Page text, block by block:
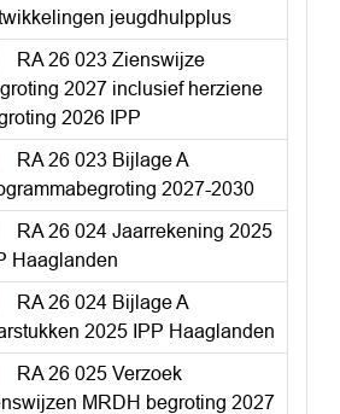
jeugdhulpplus
RA 26 023 Zienswijze
2027 inclusief herziene
2026 IPP
RA 26 023 Bijlage A
2027-2030
RA 26 024 Jaarrekening 2025
Haaglanden
RA 26 024 Bijlage A
2025 IPP Haaglanden
RA 26 025 Verzoek
MRDH begroting 2027